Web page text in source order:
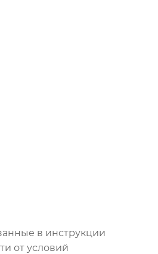
в инструкции
от условий